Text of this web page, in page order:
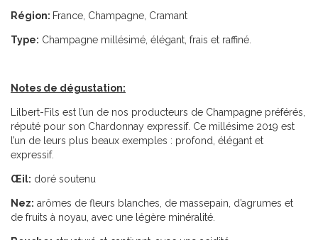
Région: France, Champagne, Cramant
Type: Champagne millésimé, élégant, frais et raffiné.
Notes de dégustation:
Lilbert-Fils est l’un de nos producteurs de Champagne préférés,
réputé pour son Chardonnay expressif. Ce millésime 2019 est
l’un de leurs plus beaux exemples : profond, élégant et
expressif.
Œil: doré soutenu
Nez: arômes de fleurs blanches, de massepain, d’agrumes et
de fruits à noyau, avec une légère minéralité.